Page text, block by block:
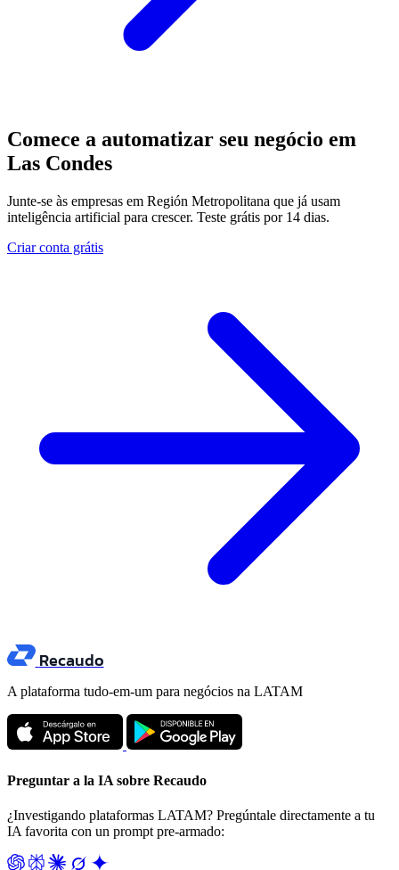
Comece a automatizar seu negócio em
Las Condes
Junte-se às empresas em Región Metropolitana que já usam
inteligência artificial para crescer. Teste grátis por 14 dias.
Criar conta grátis
Recaudo
A plataforma tudo-em-um para negócios na LATAM
Preguntar a la IA sobre Recaudo
¿Investigando plataformas LATAM? Pregúntale directamente a tu
IA favorita con un prompt pre-armado: